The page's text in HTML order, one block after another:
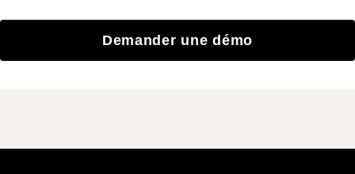
Demander une démo